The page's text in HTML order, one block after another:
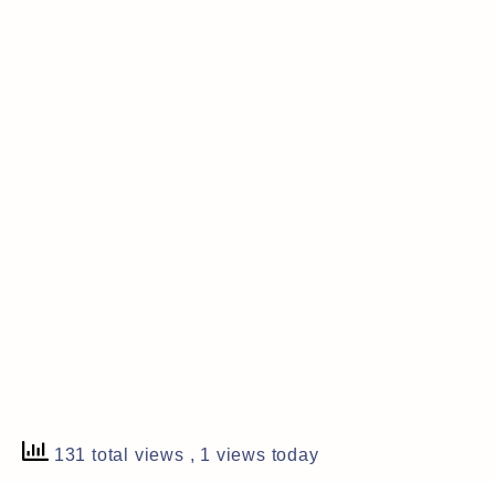
131 total views , 1 views today